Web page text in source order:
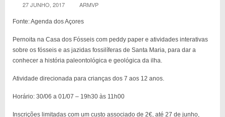
27 JUNHO, 2017 ARMVP
Fonte: Agenda dos Açores
Pernoita na Casa dos Fósseis com peddy paper e atividades interativas
sobre os fósseis e as jazidas fossilíferas de Santa Maria, para dar a
conhecer a história paleontológica e geológica da ilha.
Atividade direcionada para crianças dos 7 aos 12 anos.
Horário: 30/06 a 01/07 – 19h30 às 11h00
Inscrições limitadas com um custo associado de 2€, até 27 de junho,